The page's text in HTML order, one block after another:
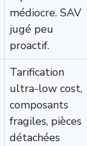
médiocre. SAV
jugé peu
proactif.
Tarification
ultra-low cost,
composants
fragiles, pièces
détachées